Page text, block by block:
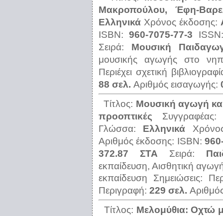
Μακροπούλου, Έφη-
Ελληνικά Χρόνος έκδοσης:
ISBN:960-7075-77-3
Σειρά: Μουσική
μουσικής αγωγής στο
Περιέχει σχετική
88 σελ. Αριθμός εισαγωγής:
Τίτλος: Μουσική αγωγή
προοπτικές
Γλώσσα: Ελληνικά
Αριθμός έκδοσης: ISBN:
372.87 ΣΤΑ
Σειρά:
εκπαίδευση, Αισθητική
εκπαίδευση
Σημειώσεις:
Περιγραφή: 229 σελ.
Τίτλος: Μελομύθια: Οχτώ